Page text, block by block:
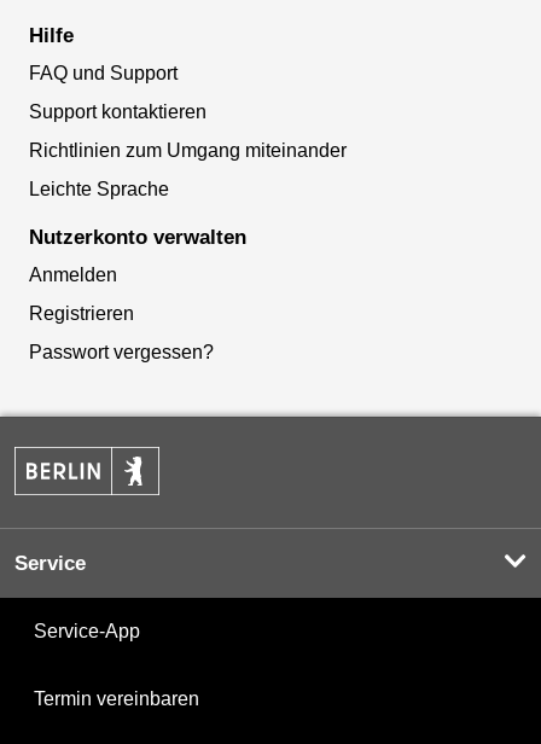
Hilfe
FAQ und Support
Support kontaktieren
Richtlinien zum Umgang miteinander
Leichte Sprache
Nutzerkonto verwalten
Anmelden
Registrieren
Passwort vergessen?
Service
Service-App
Termin vereinbaren